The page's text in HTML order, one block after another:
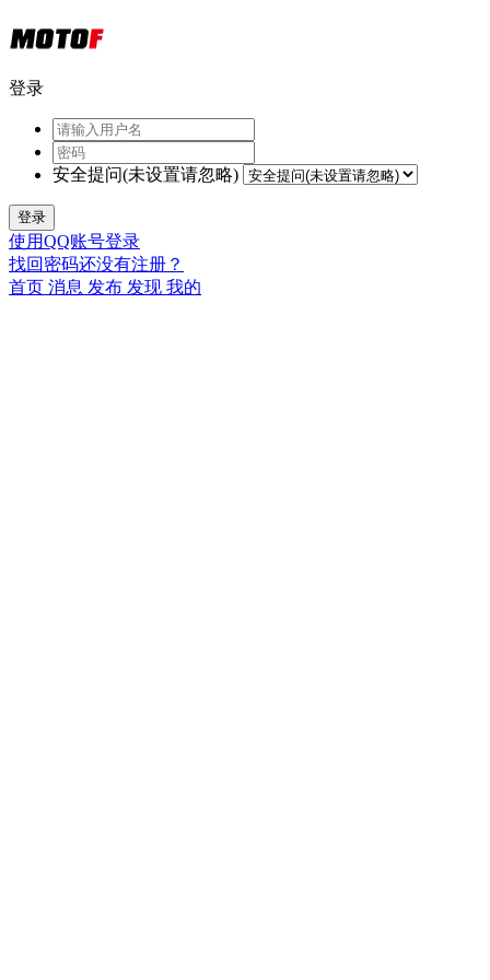
登录
安全提问(未设置请忽略)
登录
使用QQ账号登录
找回密码还没有注册？
首页 消息 发布 发现 我的